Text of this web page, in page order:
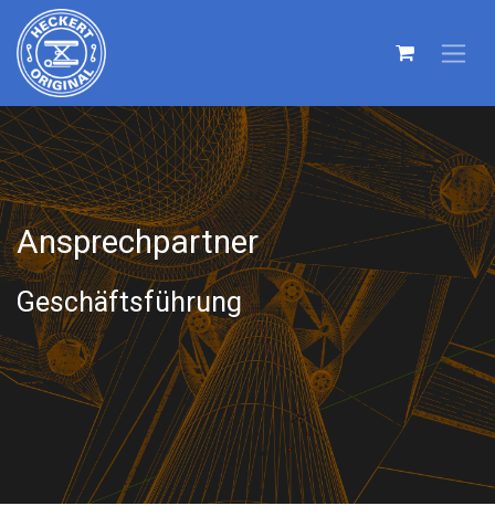
Ansprechpartner
Geschäftsführung